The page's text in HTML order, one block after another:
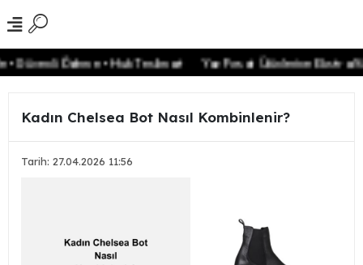
Ödeme • Hızlı Teslimat Yaz Fırsat Ürünlerine Ekstra %20
Kadın Chelsea Bot Nasıl Kombinlenir?
Tarih: 27.04.2026 11:56